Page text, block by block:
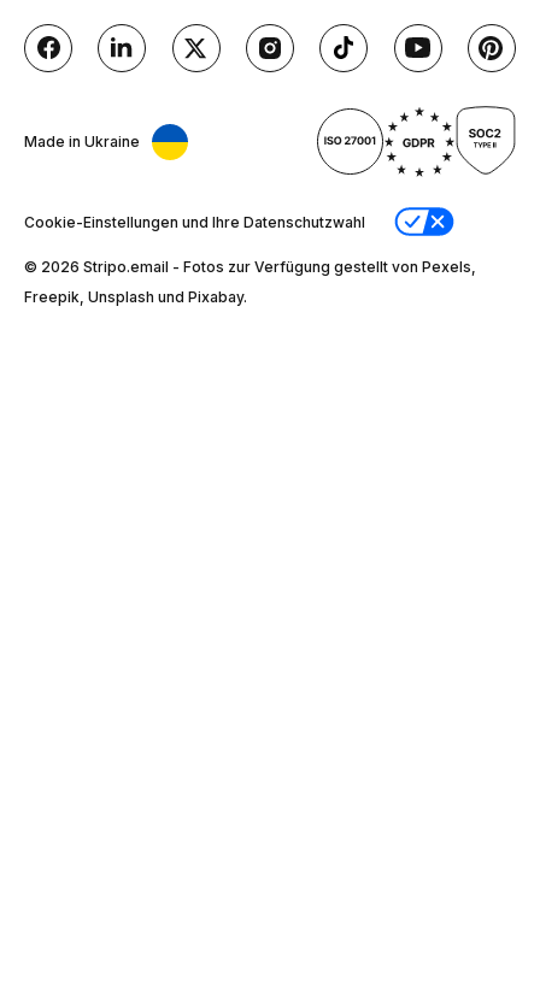
Made in Ukraine
Cookie-Einstellungen und Ihre Datenschutzwahl
© 2026 Stripо.email - Fotos zur Verfügung gestellt von Pexels,
Freepik, Unsplash und Pixabay.